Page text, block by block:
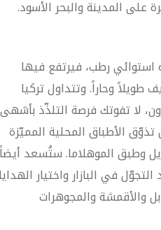
على المدينة والبحر الأسود.
استوائي رطب، فيرتفع فيها
وحاراً. وتتداول تركيا
لا تفوتك فرصة التلذّذ بأشهى
تذوّق الأطباق المحلية المميّزة
وطبق الموهلاما. ستُسعد أيضاً
في البازار واختيار
والأقمشة والمجوهرات